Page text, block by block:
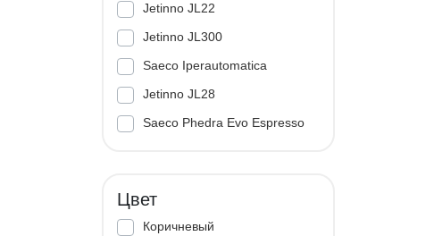
Jetinno JL22
Jetinno JL300
Saeco Iperautomatica
Jetinno JL28
Saeco Phedra Evo Espresso
Цвет
Коричневый